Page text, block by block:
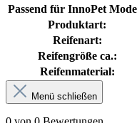
Passend für InnoPet
Produktart:
Reifenart:
Reifengröße ca.:
Reifenmaterial:
Menü schließen